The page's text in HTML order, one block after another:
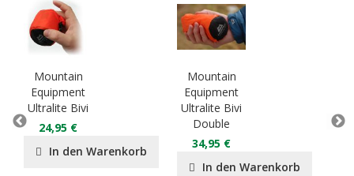
Mountain
Equipment
Ultralite Bivi
24,95 €
In den Warenkorb
Mountain
Equipment
Ultralite Bivi
Double
34,95 €
In den Warenkorb